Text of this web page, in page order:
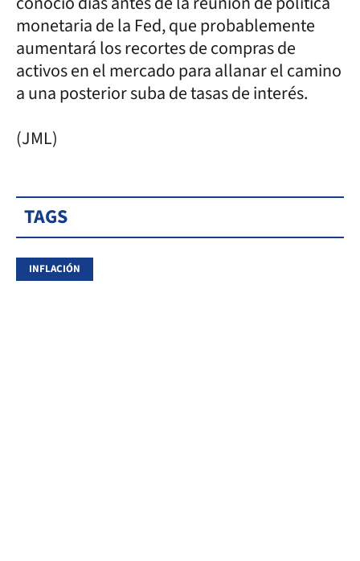
monetaria de la Fed, que probablemente
aumentará los recortes de compras de
activos en el mercado para allanar el camino
a una posterior suba de tasas de interés.
(JML)
TAGS
INFLACIÓN